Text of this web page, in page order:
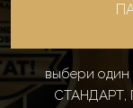
выбери один
СТАНДАРТ,